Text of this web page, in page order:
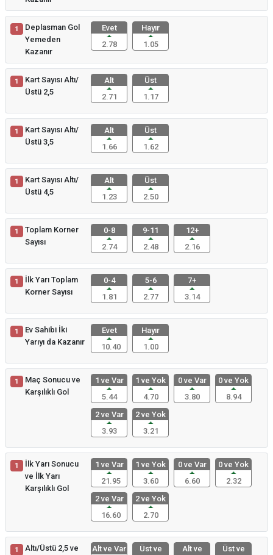
1
Deplasman Gol
Yemeden
Kazanır
Evet
2.78
Hayır
1.05
1
Kart Sayısı Altı/
Üstü 2,5
Alt
2.71
Üst
1.17
1
Kart Sayısı Altı/
Üstü 3,5
Alt
1.66
Üst
1.62
1
Kart Sayısı Altı/
Üstü 4,5
Alt
1.23
Üst
2.50
1
Toplam Korner
Sayısı
0-8
2.74
9-11
2.48
12+
2.16
1
İlk Yarı Toplam
Korner Sayısı
0-4
1.81
5-6
2.77
7+
3.14
1
Ev Sahibi İki
Yarıyı da Kazanır
Evet
10.40
Hayır
1.00
1
Maç Sonucu ve
Karşılıklı Gol
1 ve Var
5.44
1 ve Yok
4.70
0 ve Var
3.80
0 ve Yok
8.94
2 ve Var
3.93
2 ve Yok
3.21
1
İlk Yarı Sonucu
ve İlk Yarı
Karşılıklı Gol
1 ve Var
21.95
1 ve Yok
3.60
0 ve Var
6.60
0 ve Yok
2.32
2 ve Var
16.60
2 ve Yok
2.70
1
Altı/Üstü 2,5 ve
Alt ve Var
Üst ve
Alt ve
Üst ve